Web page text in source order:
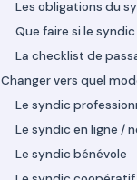
Les obligations du
Que faire si le
La checklist de
Changer vers quel
Le syndic
Le syndic en ligne /
Le syndic bénévole